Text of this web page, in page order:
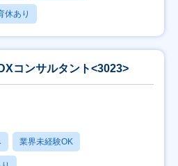
休あり
コンサルタント<3023>
業界未経験OK